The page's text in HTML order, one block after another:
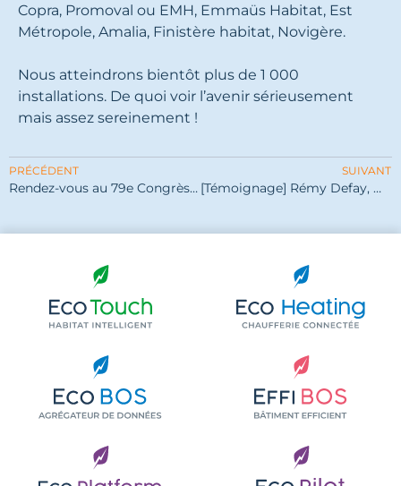
Copra, Promoval ou EMH, Emmaüs Habitat, Est
Métropole, Amalia, Finistère habitat, Novigère.
Nous atteindrons bientôt plus de 1 000
installations. De quoi voir l’avenir sérieusement
mais assez sereinement !
PRÉCÉDENT
Rendez-vous au 79e Congrès de l’Union Sociale pour l’Habitat à Marseille !
SUIVANT
[Témoignage] Rémy Defay, Marignan